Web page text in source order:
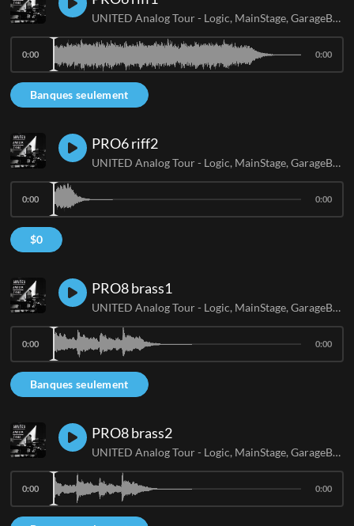
UNITED Analog Tour - Logic, MainStage, GarageBand
Banques seulement
0:00 0:00
PRO6 riff2
UNITED Analog Tour - Logic, MainStage, GarageBand
$0
0:00 0:00
PRO8 brass1
UNITED Analog Tour - Logic, MainStage, GarageBand
Banques seulement
0:00 0:00
PRO8 brass2
UNITED Analog Tour - Logic, MainStage, GarageBand
0:00 0:00